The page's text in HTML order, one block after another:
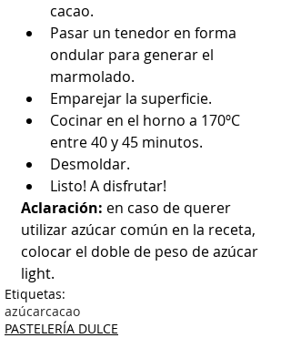
cacao.
Pasar un tenedor en forma
ondular para generar el
marmolado.
Emparejar la superficie.
Cocinar en el horno a 170ºC
entre 40 y 45 minutos.
Desmoldar.
Listo! A disfrutar!
Aclaración: en caso de querer
utilizar azúcar común en la receta,
colocar el doble de peso de azúcar
light.
Etiquetas:
azúcarcacao
PASTELERÍA DULCE